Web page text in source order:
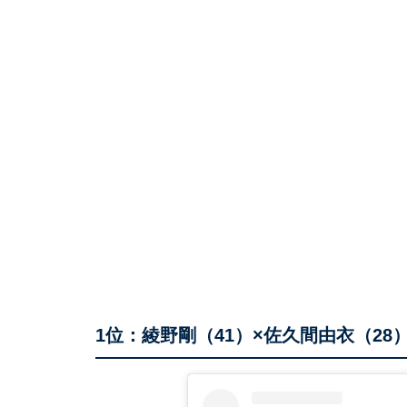
1位：綾野剛（41）×佐久間由衣（28